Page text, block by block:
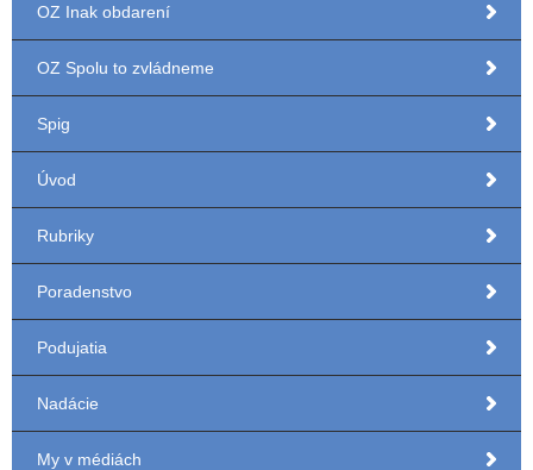
OZ Inak obdarení
OZ Spolu to zvládneme
Spig
Úvod
Rubriky
Poradenstvo
Podujatia
Nadácie
My v médiách